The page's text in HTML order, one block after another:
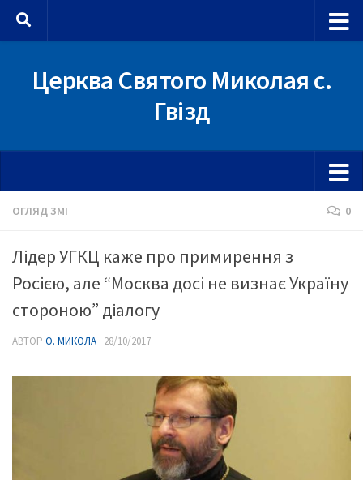
Skip to content
Церква Святого Миколая с.
Гвізд
ОГЛЯД ЗМІ 0
Лідер УГКЦ каже про примирення з
Росією, але “Москва досі не визнає Україну
стороною” діалогу
АВТОР О. МИКОЛА · 28/10/2017